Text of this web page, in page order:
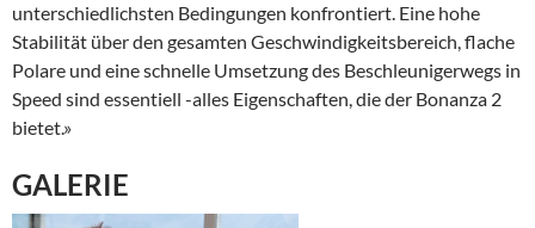
unterschiedlichsten Bedingungen konfrontiert. Eine hohe
Stabilität über den gesamten Geschwindigkeitsbereich, flache
Polare und eine schnelle Umsetzung des Beschleunigerwegs in
Speed sind essentiell -alles Eigenschaften, die der Bonanza 2
bietet.»
GALERIE